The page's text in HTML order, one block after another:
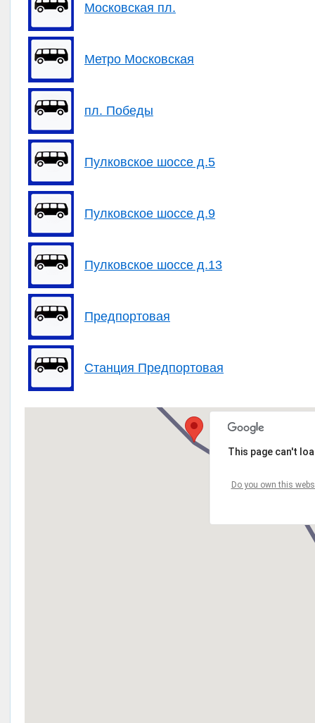
Московская пл.
Метро Московская
пл. Победы
Пулковское шоссе д.5
Пулковское шоссе д.9
Пулковское шоссе д.13
Предпортовая
Станция Предпортовая
This page can't
Do you own this